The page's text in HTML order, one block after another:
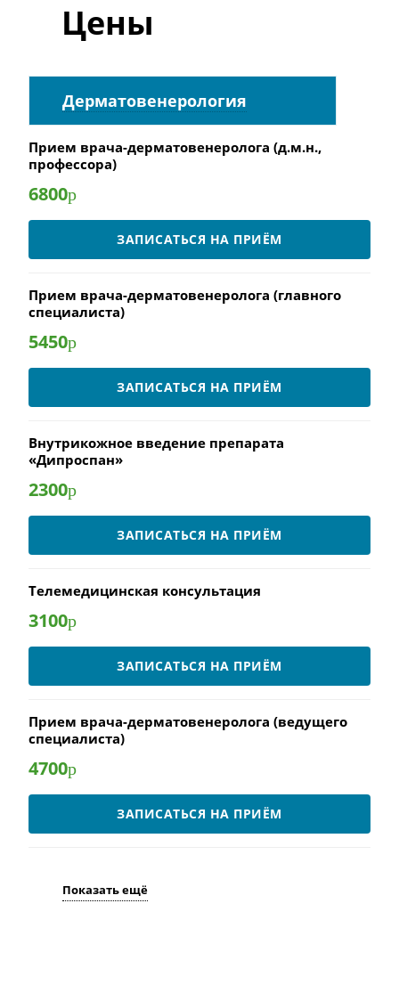
Цены
Дерматовенерология
Прием врача-дерматовенеролога (д.м.н.,
профессора)
6800р
ЗАПИСАТЬСЯ НА ПРИЁМ
Прием врача-дерматовенеролога (главного
специалиста)
5450р
ЗАПИСАТЬСЯ НА ПРИЁМ
Внутрикожное введение препарата
«Дипроспан»
2300р
ЗАПИСАТЬСЯ НА ПРИЁМ
Телемедицинская консультация
3100р
ЗАПИСАТЬСЯ НА ПРИЁМ
Прием врача-дерматовенеролога (ведущего
специалиста)
4700р
ЗАПИСАТЬСЯ НА ПРИЁМ
Показать ещё